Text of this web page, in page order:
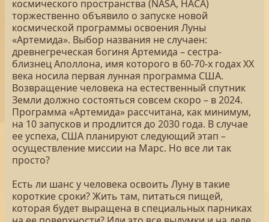
космического пространства (NASA, НАСА)
торжественно объявило о запуске новой
космической программы освоения Луны
«Артемида». Выбор названия не случаен:
древнегреческая богиня Артемида – сестра-
близнец Аполлона, имя которого в 60-70-х годах ХХ
века носила первая лунная программа США.
Возвращение человека на естественный спутник
Земли должно состояться совсем скоро – в 2024.
Программа «Артемида» рассчитана, как минимум,
на 10 запусков и продлится до 2030 года. В случае
ее успеха, США планируют следующий этап –
осуществление миссии на Марс. Но все ли так
просто?
Есть ли шанс у человека освоить Луну в такие
короткие сроки? Жить там, питаться пищей,
которая будет выращена в специальных парниках